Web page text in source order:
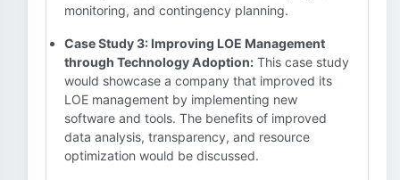
monitoring, and contingency planning.
Case Study 3: Improving LOE Management
through Technology Adoption: This case study
would showcase a company that improved its
LOE management by implementing new
software and tools. The benefits of improved
data analysis, transparency, and resource
optimization would be discussed.